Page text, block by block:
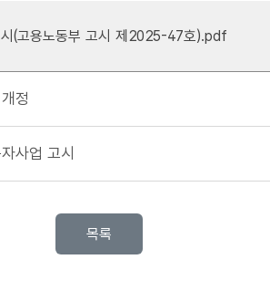
(고용노동부 고시 제2025-47호).pdf
정
사업 고시
목록